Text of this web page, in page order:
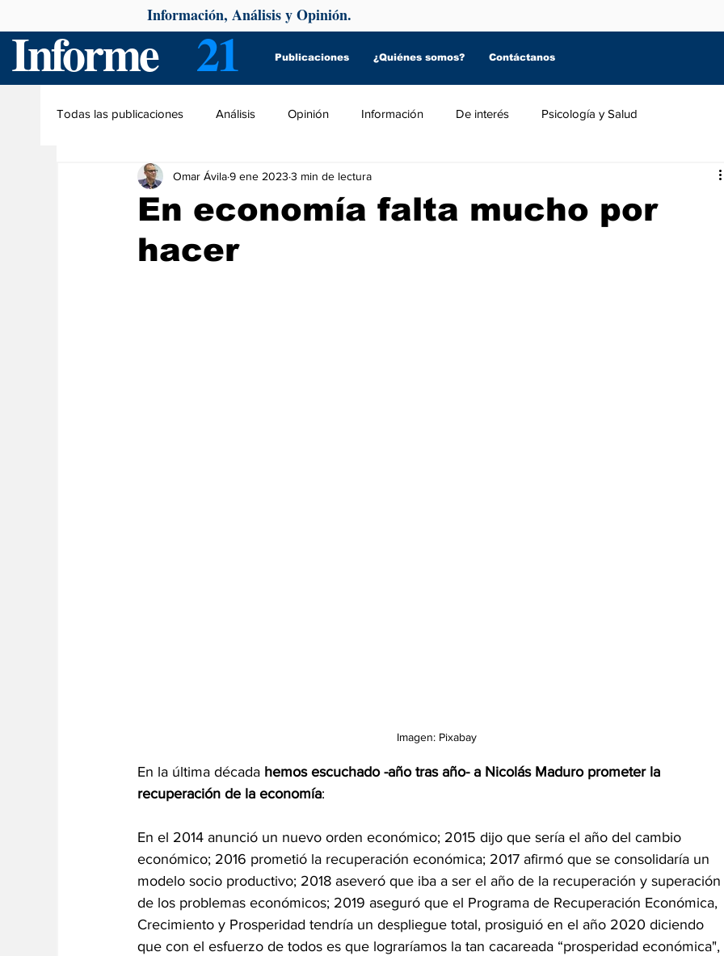
Informe 21 Publicaciones ¿Quiénes somos? Contáctanos
Información, Análisis y Opinión.
Todas las publicaciones Análisis Opinión Información De interés Psicología y Salud
En economía falta mucho por
hacer
Omar Ávila9 ene 2023 3 min de lectura
Imagen: Pixabay
En la última década hemos escuchado -año tras año- a Nicolás Maduro prometer la
recuperación de la economía:
En el 2014 anunció un nuevo orden económico; 2015 dijo que sería el año del cambio
económico; 2016 prometió la recuperación económica; 2017 afirmó que se consolidaría un
modelo socio productivo; 2018 aseveró que iba a ser el año de la recuperación y superación
de los problemas económicos; 2019 aseguró que el Programa de Recuperación Económica,
Crecimiento y Prosperidad tendría un despliegue total, prosiguió en el año 2020 diciendo
que con el esfuerzo de todos es que lograríamos la tan cacareada “prosperidad económica",